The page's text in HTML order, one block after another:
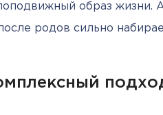
образ жизни.
родов сильно